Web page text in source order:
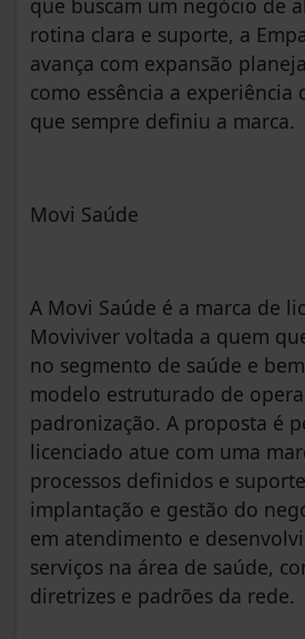
que buscam um negócio de
rotina clara e suporte, a
avança com expansão
como essência a experiência
que sempre definiu a marca.
Movi Saúde
A Movi Saúde é a marca de
Moviviver voltada a quem
no segmento de saúde e
modelo estruturado de
padronização. A proposta é
licenciado atue com uma
processos definidos e
implantação e gestão do
em atendimento e
serviços na área de saúde,
diretrizes e padrões da rede.